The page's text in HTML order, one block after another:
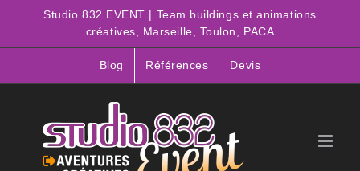
Passer
contenu
Studio 832 EVENT | Team buildings et animations
créatives, Marseille, Toulon, PACA
Blog Références Devis